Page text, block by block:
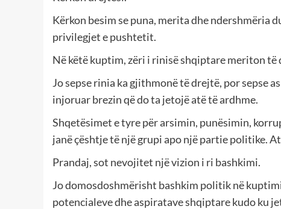
Kërkon besim se puna, merita dhe ndershmëria
privilegjet e pushtetit.
Në këtë kuptim, zëri i rinisë shqiptare meriton të
Jo sepse rinia ka gjithmonë të drejtë, por sepse
injoruar brezin që do ta jetojë atë të ardhme.
Shqetësimet e tyre për arsimin, punësimin,
janë çështje të një grupi apo një partie politike.
Prandaj, sot nevojitet një vizion i ri bashkimi.
Jo domosdoshmërisht bashkim politik në
potencialeve dhe aspiratave shqiptare kudo ku